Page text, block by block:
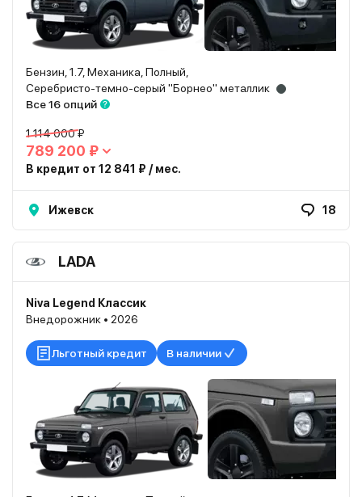
Бензин, 1.7, Механика, Полный,
Серебристо-темно-серый "Борнео" металлик
Все 16 опций
1 114 000 ₽
789 200 ₽
В кредит от 12 841 ₽ / мес.
Ижевск 18
LADA
Niva Legend Классик
Внедорожник • 2026
Льготный кредит В наличии